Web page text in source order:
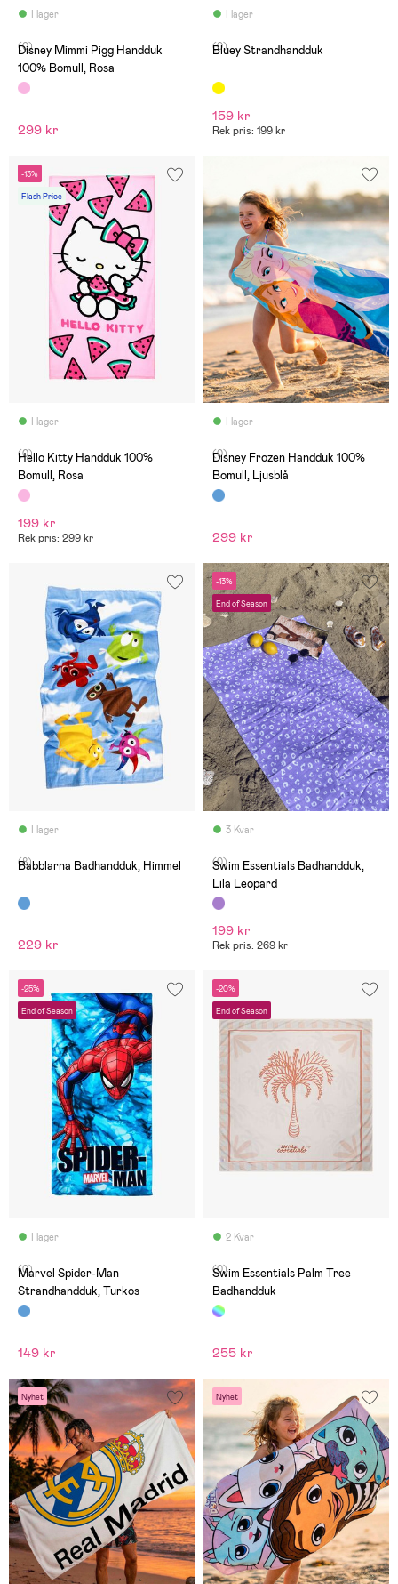
I lager
(0)
Disney Mimmi Pigg Handduk
100% Bomull, Rosa
299 kr
I lager
(0)
Bluey Strandhandduk
159 kr
Rek pris: 199 kr
-13%
Flash Price
I lager
(0)
Hello Kitty Handduk 100%
Bomull, Rosa
199 kr
Rek pris: 299 kr
I lager
(0)
Disney Frozen Handduk 100%
Bomull, Ljusblå
299 kr
I lager
(8)
Babblarna Badhandduk, Himmel
229 kr
-13%
End of Season
3 Kvar
(0)
Swim Essentials Badhandduk,
Lila Leopard
199 kr
Rek pris: 269 kr
-25%
End of Season
I lager
(0)
Marvel Spider-Man
Strandhandduk, Turkos
149 kr
-20%
End of Season
2 Kvar
(0)
Swim Essentials Palm Tree
Badhandduk
255 kr
Nyhet Nyhet